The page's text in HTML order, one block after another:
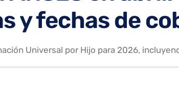
y fechas de
Universal por Hijo para 2026,